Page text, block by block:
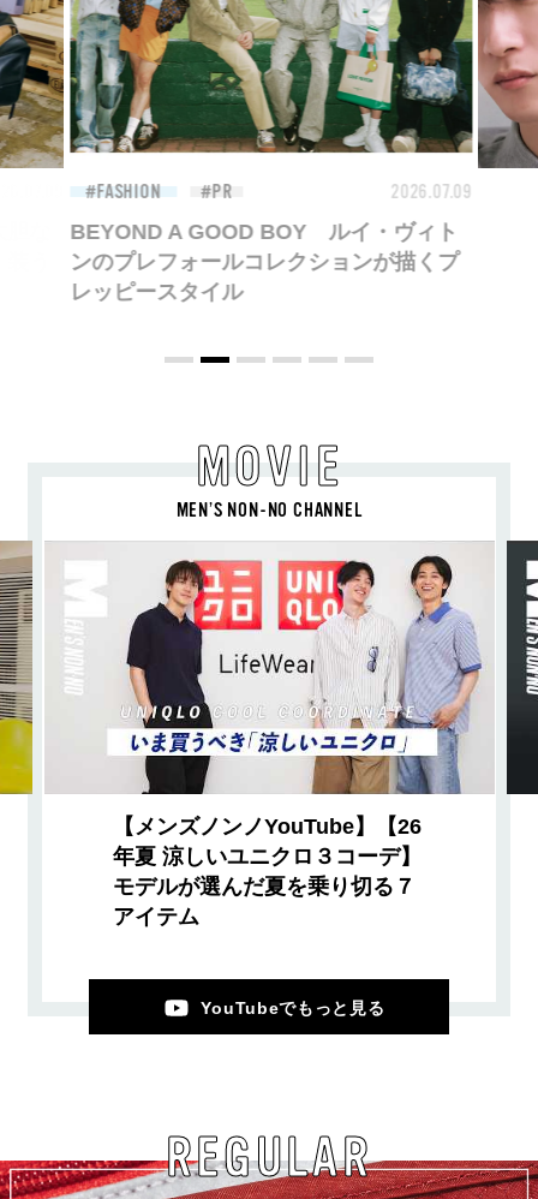
FASHION 2026.07.09
BEYOND A GOOD BOY ルイ・ヴィト
ンのプレフォールコレクションが描くプ
レッピースタイル
MOVIE
MEN’S NON-NO CHANNEL
【メンズノンノYouTube】【26
年夏 涼しいユニクロ３コーデ】
モデルが選んだ夏を乗り切る７
アイテム
YouTubeでもっと見る
REGULAR